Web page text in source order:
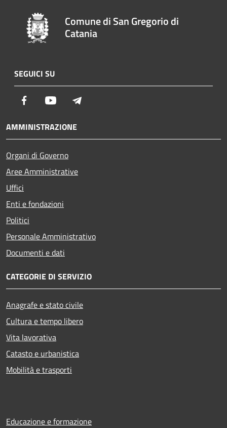
Comune di San Gregorio di
Catania
SEGUICI SU
Facebook Youtube
AMMINISTRAZIONE
Organi di Governo
Aree Amministrative
Uffici
Enti e fondazioni
Politici
Personale Amministrativo
Documenti e dati
CATEGORIE DI SERVIZIO
Anagrafe e stato civile
Cultura e tempo libero
Vita lavorativa
Catasto e urbanistica
Mobilità e trasporti
Educazione e formazione